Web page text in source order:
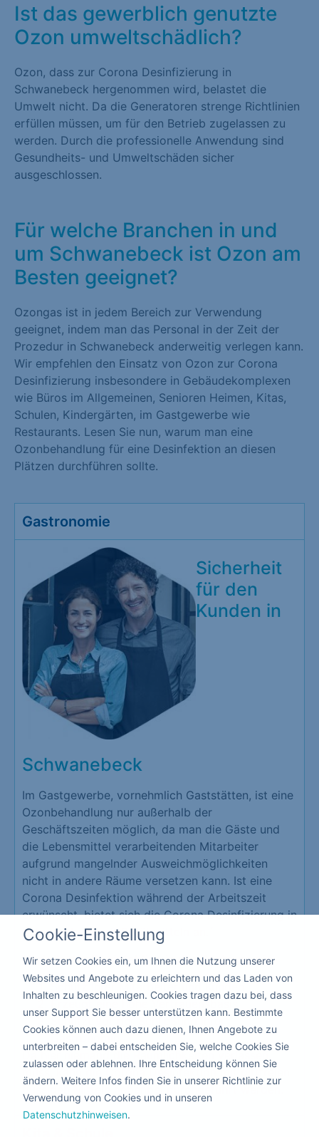
Ist das gewerblich genutzte
Ozon umweltschädlich?
Ozon, dass zur Corona Desinfizierung in
Schwanebeck hergenommen wird, belastet die
Umwelt nicht. Da die Generatoren strenge Richtlinien
erfüllen müssen, um für den Betrieb zugelassen zu
werden. Durch die professionelle Anwendung sind
Gesundheits- und Umweltschäden sicher
ausgeschlossen.
Für welche Branchen in und
um Schwanebeck ist Ozon am
Besten geeignet?
Ozongas ist in jedem Bereich zur Verwendung
geeignet, indem man das Personal in der Zeit der
Prozedur in Schwanebeck anderweitig verlegen kann.
Wir empfehlen den Einsatz von Ozon zur Corona
Desinfizierung insbesondere in Gebäudekomplexen
wie Büros im Allgemeinen, Senioren Heimen, Kitas,
Schulen, Kindergärten, im Gastgewerbe wie
Restaurants. Lesen Sie nun, warum man eine
Ozonbehandlung für eine Desinfektion an diesen
Plätzen durchführen sollte.
Gastronomie
Sicherheit
für den
Kunden in
Schwanebeck
Im Gastgewerbe, vornehmlich Gaststätten, ist eine
Ozonbehandlung nur außerhalb der
Geschäftszeiten möglich, da man die Gäste und
die Lebensmittel verarbeitenden Mitarbeiter
aufgrund mangelnder Ausweichmöglichkeiten
nicht in andere Räume versetzen kann. Ist eine
Corona Desinfektion während der Arbeitszeit
erwünscht, bietet sich die Corona Desinfizierung in
Schwanebeck mit Sprühmitteln an.´
Vorteile der Desinfektion in der Gastronomie
Schutz Ihrer Mitarbeiter und Kunden
Erzeugt eine hohe Vertrauensbasis
Schützt vor der Schließung Ihrer
Gastronomie
Da hier niemand die Räumlichkeiten verlassen
muss, kann die Corona Desinfektion mit giftfreien
flüssigen Mitteln nebenbei durchgeführt werden.
Cookie-Einstellung
Wir setzen Cookies ein, um Ihnen die Nutzung unserer
Websites und Angebote zu erleichtern und das Laden von
Inhalten zu beschleunigen. Cookies tragen dazu bei, dass
unser Support Sie besser unterstützen kann. Bestimmte
Cookies können auch dazu dienen, Ihnen Angebote zu
unterbreiten – dabei entscheiden Sie, welche Cookies Sie
zulassen oder ablehnen. Ihre Entscheidung können Sie
ändern. Weitere Infos finden Sie in unserer Richtlinie zur
Verwendung von Cookies und in unseren
Datenschutzhinweisen.